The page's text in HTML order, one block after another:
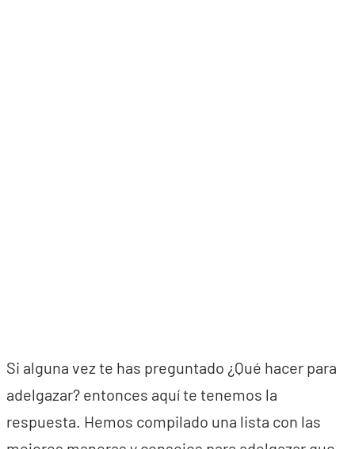
Si alguna vez te has preguntado ¿Qué hacer para
adelgazar? entonces aquí te tenemos la
respuesta. Hemos compilado una lista con las